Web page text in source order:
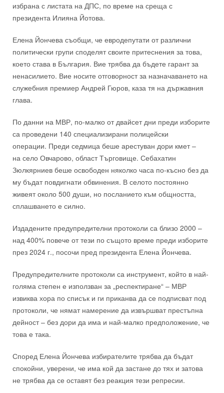
избрана с листата на ДПС, по време на среща с
президента Илияна Йотова.
Елена Йончева съобщи, че евродепутати от различни
политически групи споделят своите притеснения за това,
което става в България. Вие трябва да бъдете гарант за
ненасилието. Вие носите отговорност за назначаването на
служебния премиер Андрей Гюров, каза тя на държавния
глава.
По данни на МВР, по-малко от двайсет дни преди изборите
са проведени 140 специализирани полицейски
операции. Преди седмица беше арестуван дори кмет –
на село Овчарово, област Търговище. Себахатин
Зюлкярниев беше освободен няколко часа по-късно без да
му бъдат повдигнати обвинения. В селото постоянно
живеят около 500 души, но посланието към общността,
сплашването е силно.
Издадените предупредителни протоколи са близо 2000 –
над 400% повече от тези по същото време преди изборите
през 2024 г., посочи пред президента Елена Йончева.
Предупредителните протоколи са инструмент, който в най-
голяма степен е използван за „респектиране“ – МВР
извиква хора по списък и ги приканва да се подписват под
протоколи, че нямат намерение да извършват престъпна
дейност – без дори да има и най-малко предположение, че
това е така.
Според Елена Йончева избирателите трябва да бъдат
спокойни, уверени, че има кой да застане до тях и затова
не трябва да се оставят без реакция тези репресии.